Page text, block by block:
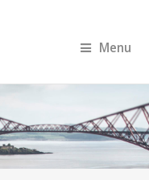
Menu